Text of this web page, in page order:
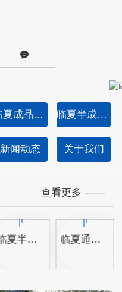
临夏成品角铁法兰风管 临夏半成品角钢法兰风管
新闻动态 关于我们
查看更多 ——
临夏半成品角钢法兰风管 临夏通风管道消音器